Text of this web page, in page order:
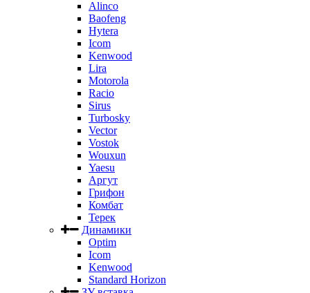
Alinco
Baofeng
Hytera
Icom
Kenwood
Lira
Motorola
Racio
Sirus
Turbosky
Vector
Vostok
Wouxun
Yaesu
Аргут
Грифон
Комбат
Терек
Динамики
Optim
Icom
Kenwood
Standard Horizon